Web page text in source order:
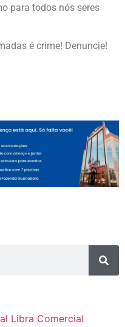
para todos nós seres
é crime! Denuncie!
Libra Comercial